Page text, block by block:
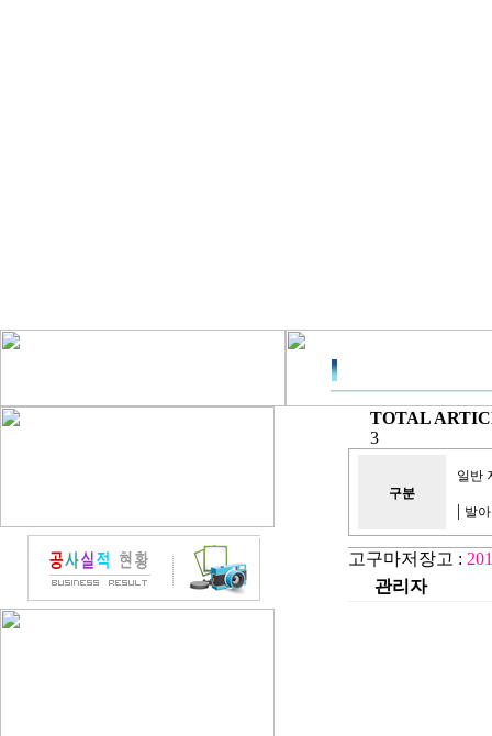
TOTAL
3
구분
일반
| 발
고구마저장고 :
관리자